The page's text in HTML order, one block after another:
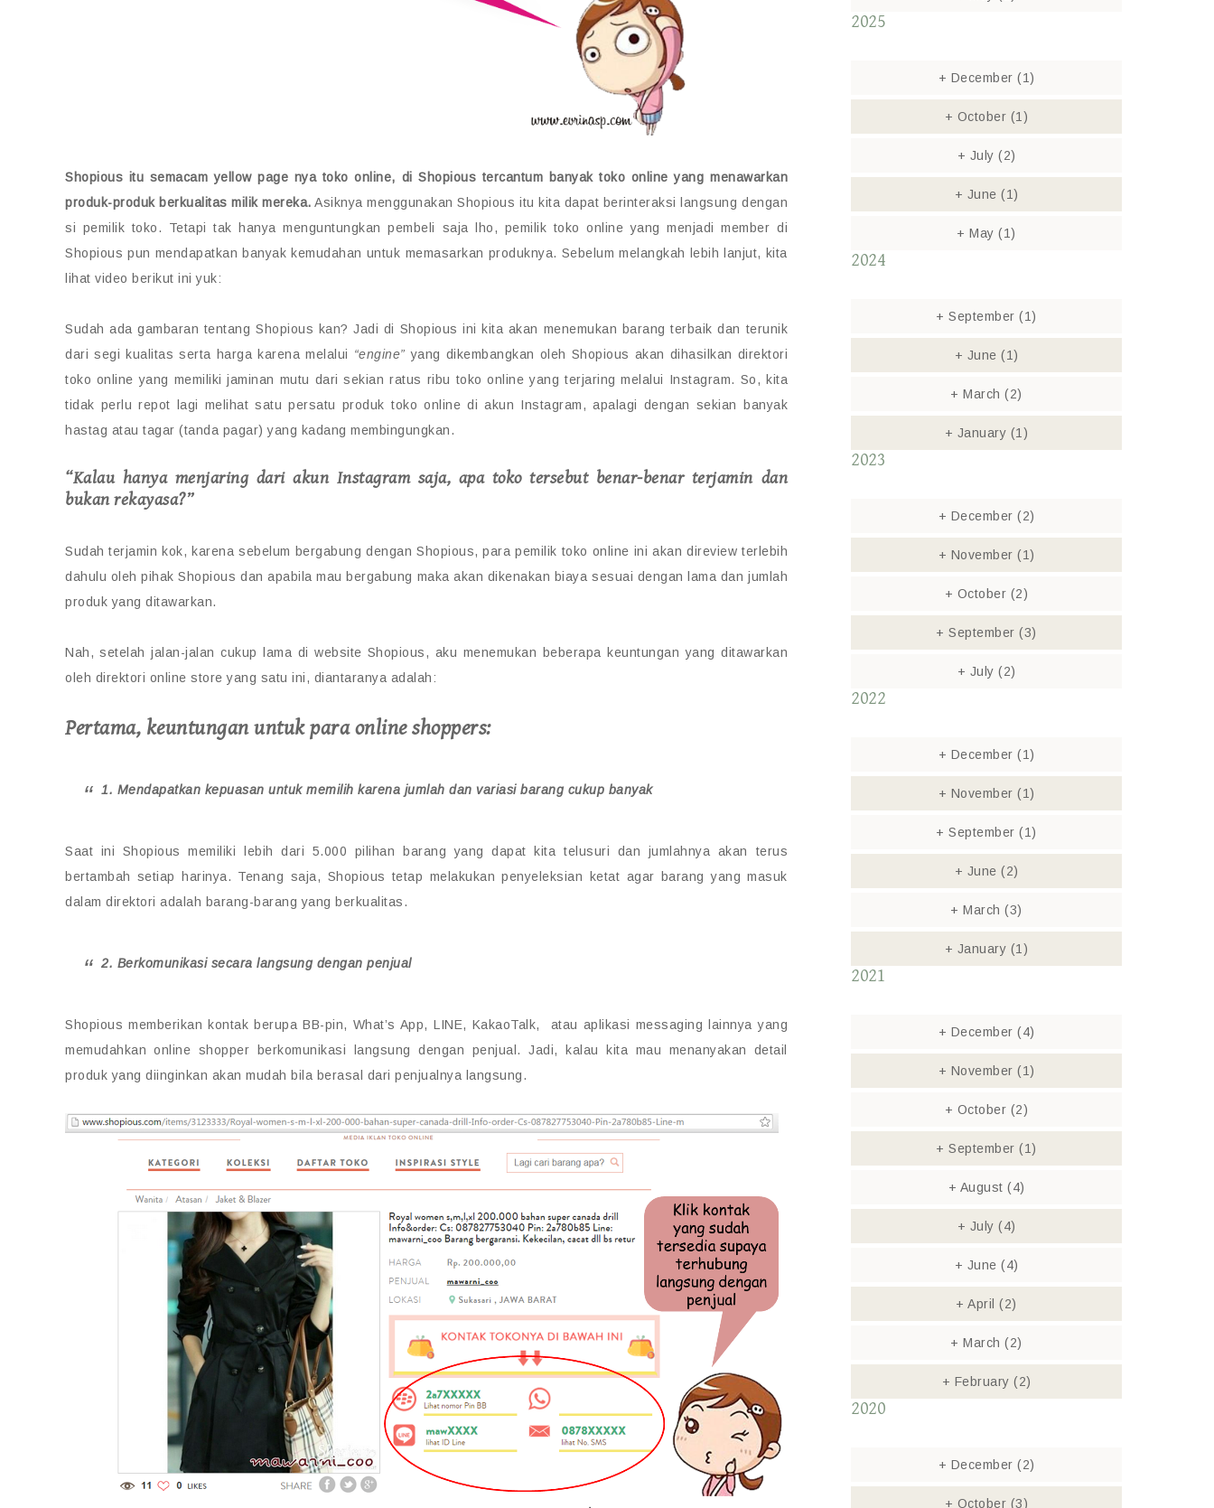
Shopious itu semacam yellow page nya toko online, di Shopious tercantum banyak toko online yang menawarkan
produk-produk berkualitas milik mereka. Asiknya menggunakan Shopious itu kita dapat berinteraksi langsung dengan
si pemilik toko. Tetapi tak hanya menguntungkan pembeli saja lho, pemilik toko online yang menjadi member di
Shopious pun mendapatkan banyak kemudahan untuk memasarkan produknya. Sebelum melangkah lebih lanjut, kita
lihat video berikut ini yuk:
Sudah ada gambaran tentang Shopious kan? Jadi di Shopious ini kita akan menemukan barang terbaik dan terunik
dari segi kualitas serta harga karena melalui “engine” yang dikembangkan oleh Shopious akan dihasilkan direktori
toko online yang memiliki jaminan mutu dari sekian ratus ribu toko online yang terjaring melalui Instagram. So, kita
tidak perlu repot lagi melihat satu persatu produk toko online di akun Instagram, apalagi dengan sekian banyak
hastag atau tagar (tanda pagar) yang kadang membingungkan.
“Kalau hanya menjaring dari akun Instagram saja, apa toko tersebut benar-benar terjamin dan
bukan rekayasa?”
Sudah terjamin kok, karena sebelum bergabung dengan Shopious, para pemilik toko online ini akan direview terlebih
dahulu oleh pihak Shopious dan apabila mau bergabung maka akan dikenakan biaya sesuai dengan lama dan jumlah
produk yang ditawarkan.
Nah, setelah jalan-jalan cukup lama di website Shopious, aku menemukan beberapa keuntungan yang ditawarkan
oleh direktori online store yang satu ini, diantaranya adalah:
Pertama, keuntungan untuk para online shoppers:
1. Mendapatkan kepuasan untuk memilih karena jumlah dan variasi barang cukup banyak
Saat ini Shopious memiliki lebih dari 5.000 pilihan barang yang dapat kita telusuri dan jumlahnya akan terus
bertambah setiap harinya. Tenang saja, Shopious tetap melakukan penyeleksian ketat agar barang yang masuk
dalam direktori adalah barang-barang yang berkualitas.
2. Berkomunikasi secara langsung dengan penjual
Shopious memberikan kontak berupa BB-pin, What’s App, LINE, KakaoTalk, atau aplikasi messaging lainnya yang
memudahkan online shopper berkomunikasi langsung dengan penjual. Jadi, kalau kita mau menanyakan detail
produk yang diinginkan akan mudah bila berasal dari penjualnya langsung.
2025
+ December (1)
+ October (1)
+ July (2)
+ June (1)
+ May(1)
2024
+ September(1)
+ June (1)
+ March(2)
+ January (1)
2023
+ December (2)
+ November (1)
+ October (2)
+ September(3)
+ July (2)
2022
+ December (1)
+ November (1)
+ September(1)
+ June (2)
+ March(3)
+ January (1)
2021
+ December (4)
+ November (1)
+ October (2)
+ September(1)
+ August (4)
+ July (4)
+ June (4)
+ April(2)
+ March(2)
+ February (2)
2020
+ December (2)
+ October (3)